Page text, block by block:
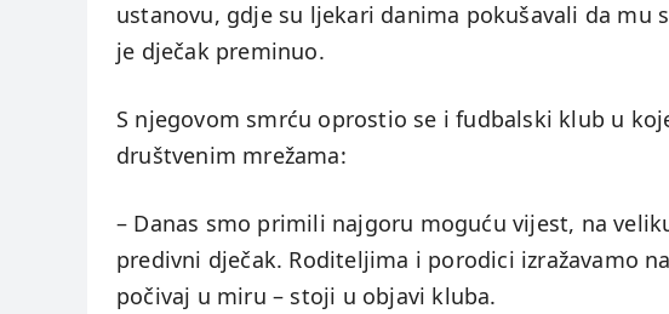
ustanovu, gdje su ljekari danima pokušavali da mu
je dječak preminuo.
S njegovom smrću oprostio se i fudbalski klub u
društvenim mrežama:
– Danas smo primili najgoru moguću vijest, na
predivni dječak. Roditeljima i porodici izražavamo
počivaj u miru – stoji u objavi kluba.